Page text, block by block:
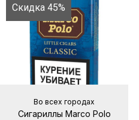
Скидка 45%
Во всех городах
Сигариллы Marco Polo